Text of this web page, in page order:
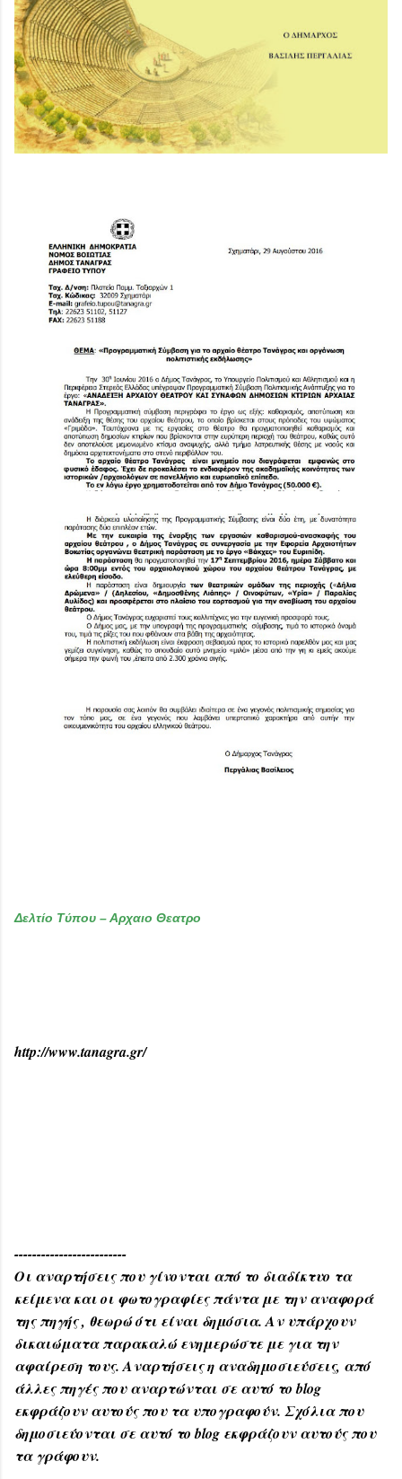
Δελτίο Τύπου – Αρχαιο Θεατρο
http://www.tanagra.gr/
-------------------------
Οι αναρτήσεις που γίνονται από το διαδίκτυο τα
κείμενα και οι φωτογραφίες πάντα με την αναφορά
της πηγής , θεωρώ ότι είναι δημόσια. Αν υπάρχουν
δικαιώματα παρακαλώ ενημερώστε με για την
αφαίρεση τους. Αναρτήσεις η αναδημοσιεύσεις, από
άλλες πηγές που αναρτώνται σε αυτό το blog
εκφράζουν αυτούς που τα υπογραφούν. Σχόλια που
δημοσιεύονται σε αυτό το blog εκφράζουν αυτούς που
τα γράφουν.